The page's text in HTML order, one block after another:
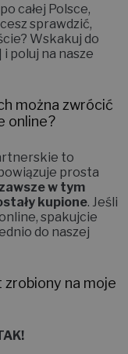
całej Polsce,
sprawdzić,
Wskakuj do
i poluj na nasze
można zwrócić
online?
to
prosta
w tym
kupione. Jeśli
spakujcie
do naszej
na moje